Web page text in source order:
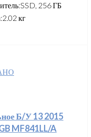
256 ГБ
кг
Б/У 13 2015
MF841LL/A